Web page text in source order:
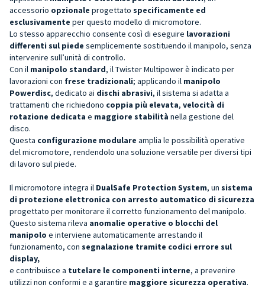
accessorio opzionale progettato specificamente ed
esclusivamente per questo modello di micromotore.
Lo stesso apparecchio consente così di eseguire lavorazioni
differenti sul piede semplicemente sostituendo il manipolo, senza
intervenire sull’unità di controllo.
Con il manipolo standard, il Twister Multipower è indicato per
lavorazioni con frese tradizionali; applicando il manipolo
Powerdisc, dedicato ai dischi abrasivi, il sistema si adatta a
trattamenti che richiedono coppia più elevata, velocità di
rotazione dedicata e maggiore stabilità nella gestione del
disco.
Questa configurazione modulare amplia le possibilità operative
del micromotore, rendendolo una soluzione versatile per diversi tipi
di lavoro sul piede.
Il micromotore integra il DualSafe Protection System, un sistema
di protezione elettronica con arresto automatico di sicurezza
progettato per monitorare il corretto funzionamento del manipolo.
Questo sistema rileva anomalie operative o blocchi del
manipolo e interviene automaticamente arrestando il
funzionamento, con segnalazione tramite codici errore sul
display,
e contribuisce a tutelare le componenti interne, a prevenire
utilizzi non conformi e a garantire maggiore sicurezza operativa.